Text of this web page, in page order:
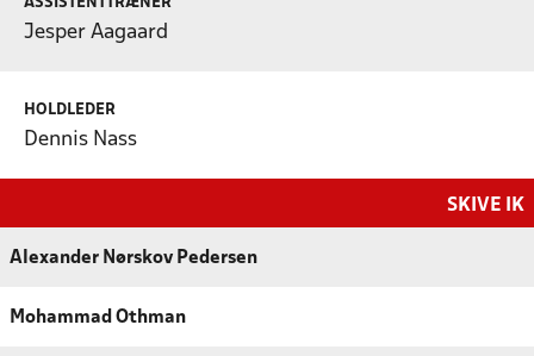
Jesper Aagaard
HOLDLEDER
Dennis Nass
SKIVE IK
Alexander Nørskov Pedersen
Mohammad Othman